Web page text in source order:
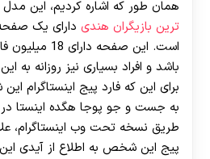
همان طور که اشاره کردیم، این
ترین بازیگران هندی دارای یک
است. این صفحه
باشد و افراد بسیاری نیز روزانه به
برای این که فارد پیج اینستاگرام
به جست و جو پوجا هگده اینستا در
طریق نسخه تحت وب اینستاگرام،
پیج این شخص به اطلاع از آیدی این